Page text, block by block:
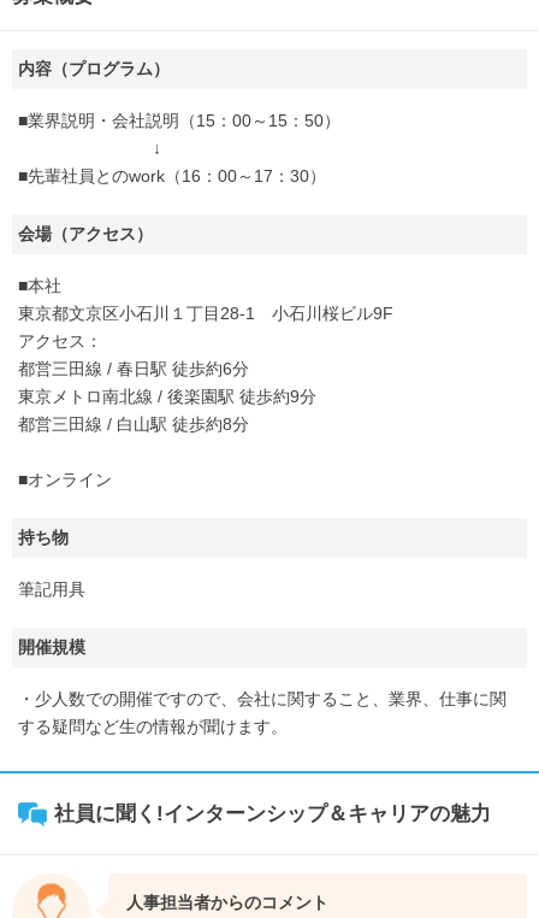
内容（プログラム）
■業界説明・会社説明（15：00～15：50）
↓
■先輩社員とのwork（16：00～17：30）
会場（アクセス）
■本社
東京都文京区小石川１丁目28-1 小石川桜ビル9F
アクセス：
都営三田線 / 春日駅 徒歩約6分
東京メトロ南北線 / 後楽園駅 徒歩約9分
都営三田線 / 白山駅 徒歩約8分
■オンライン
持ち物
筆記用具
開催規模
・少人数での開催ですので、会社に関すること、業界、仕事に関
する疑問など生の情報が聞けます。
社員に聞く!インターンシップ＆キャリアの魅力
人事担当者からのコメント